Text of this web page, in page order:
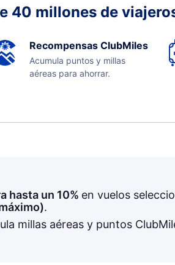
40 millones de
Recompensas ClubMiles
Acumula puntos y millas
aéreas para ahorrar.
hasta un 10% en vuelos
.
millas aéreas y puntos